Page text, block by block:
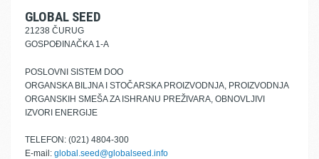
GLOBAL SEED
21238 ČURUG
GOSPOĐINAČKA 1-A
POSLOVNI SISTEM DOO
ORGANSKA BILJNA I STOČARSKA PROIZVODNJA, PROIZVODNJA
ORGANSKIH SMEŠA ZA ISHRANU PREŽIVARA, OBNOVLJIVI
IZVORI ENERGIJE
TELEFON: (021) 4804-300
E-mail: global.seed@globalseed.info